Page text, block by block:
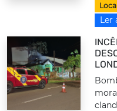
Local
Ler